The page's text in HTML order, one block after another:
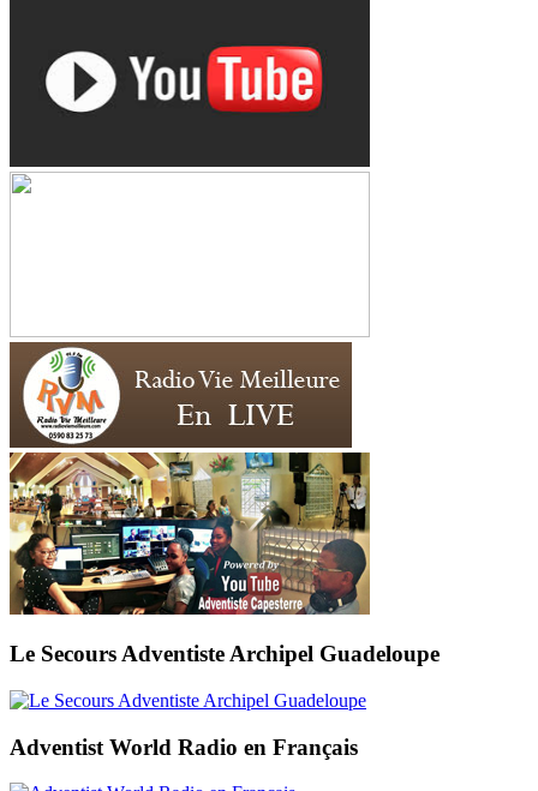
Le Secours Adventiste Archipel Guadeloupe
Adventist World Radio en Français